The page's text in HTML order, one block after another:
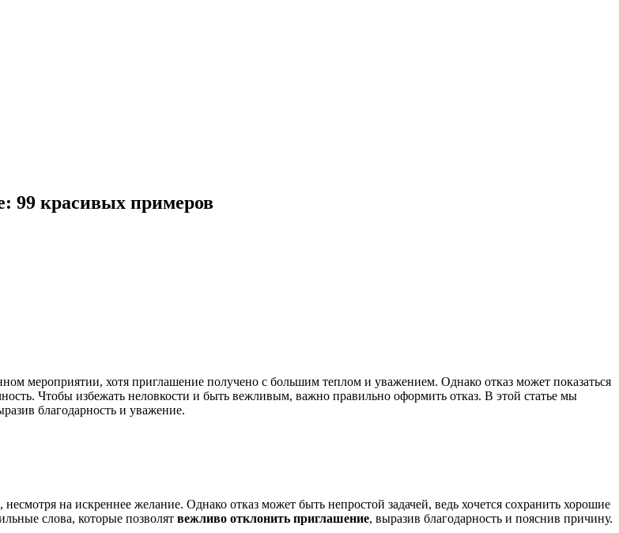
99 красивых примеров
мероприятии, хотя приглашение получено с большим теплом и уважением. Однако отказ может показаться
Чтобы избежать неловкости и быть вежливым, важно правильно оформить отказ. В этой статье мы
благодарность и уважение.
на искреннее желание. Однако отказ может быть непростой задачей, ведь хочется сохранить хорошие
слова, которые позволят вежливо отклонить приглашение, выразив благодарность и пояснив причину.